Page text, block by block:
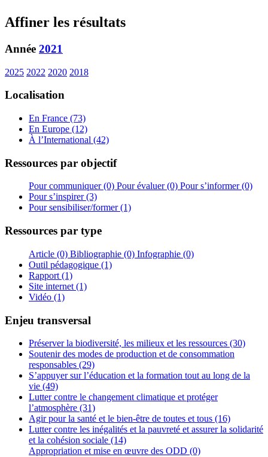
Affiner les résultats
Année 2021
2025 2022 2020 2018
Localisation
En France (73)
En Europe (12)
À l’International (42)
Ressources par objectif
Pour communiquer (0) Pour évaluer (0) Pour s’informer (0)
Pour s’inspirer (3)
Pour sensibiliser/former (1)
Ressources par type
Article (0) Bibliographie (0) Infographie (0)
Outil pédagogique (1)
Rapport (1)
Site internet (1)
Vidéo (1)
Enjeu transversal
Préserver la biodiversité, les milieux et les ressources (30)
Soutenir des modes de production et de consommation
responsables (29)
S’appuyer sur l’éducation et la formation tout au long de la
vie (49)
Lutter contre le changement climatique et protéger
l’atmosphère (31)
Agir pour la santé et le bien-être de toutes et tous (16)
Lutter contre les inégalités et la pauvreté et assurer la solidarité
et la cohésion sociale (14)
Appropriation et mise en œuvre des ODD (0)